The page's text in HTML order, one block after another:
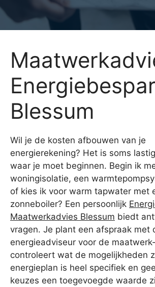
Blessum
Wil je de kosten afbouwen van je
energierekening? Het is soms
waar je moet beginnen. Begin ik
woningisolatie, een
of kies ik voor warm tapwater met
zonneboiler? Een persoonlijk
Maatwerkadvies Blessum biedt
vragen. Je plant een afspraak met
energieadviseur voor de
controleert wat de mogelijkheden
energieplan is heel specifiek en
keuzes een toegevoegde waarde